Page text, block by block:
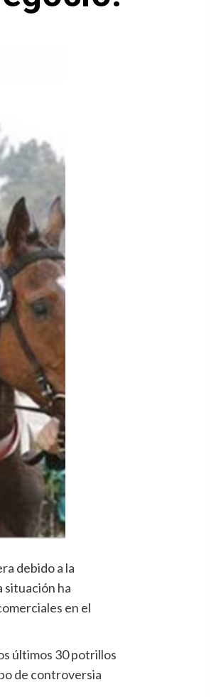
debido a la
situación ha
en el
últimos 30 potrillos
de controversia